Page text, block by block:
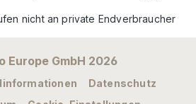
nicht an private Endverbraucher
Europe GmbH 2026
Datenschutz